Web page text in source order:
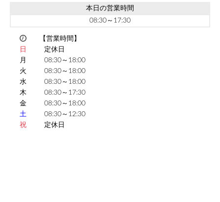
本日の営業時間
08:30～17:30
【営業時間】
日
定休日
月
08:30～18:00
火
08:30～18:00
水
08:30～18:00
木
08:30～17:30
金
08:30～18:00
土
08:30～12:30
祝
定休日